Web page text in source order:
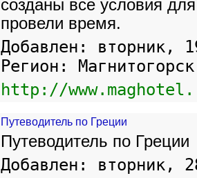
созданы все условия
провели время.
Добавлен: вторник,
Регион: Магнитогорск
http://
Путеводитель по Греции
Путеводитель по Греции
Добавлен: вторник,